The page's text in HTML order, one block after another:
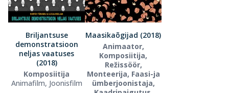
Briljantsuse
demonstratsioon
neljas vaatuses
(2018)
Komposiitija
Animafilm, Joonisfilm
Maasikaõgijad (2018)
Animaator,
Komposiitija,
Režissöör,
Monteerija, Faasi-ja
ümberjoonistaja,